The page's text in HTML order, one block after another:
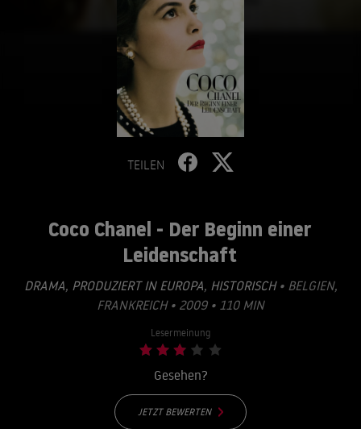
TEILEN
Coco Chanel - Der Beginn einer
Leidenschaft
DRAMA, PRODUZIERT IN EUROPA, HISTORISCH• BELGIEN,
FRANKREICH • 2009 • 110 MIN
Lesermeinung
Gesehen?
JETZT BEWERTEN